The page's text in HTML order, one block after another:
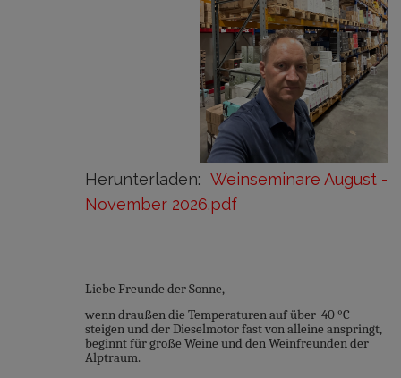
Herunterladen: Weinseminare August -
November 2026.pdf
Liebe Freunde der Sonne,
wenn draußen die Temperaturen auf über 40 °C
steigen und der Dieselmotor fast von alleine anspringt,
beginnt für große Weine und den Weinfreunden der
Alptraum.